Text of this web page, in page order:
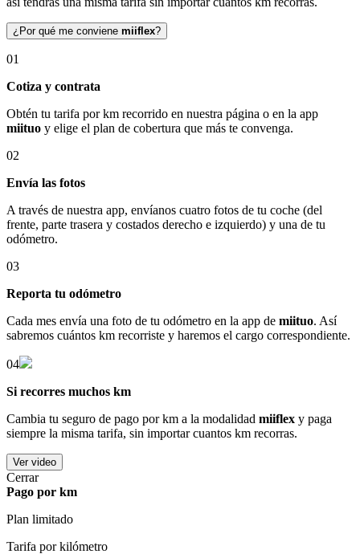
¿Por qué me conviene miiflex?
01
Cotiza y contrata
Obtén tu tarifa por km recorrido en nuestra página o en la app
miituo y elige el plan de cobertura que más te convenga.
02
Envía las fotos
A través de nuestra app, envíanos cuatro fotos de tu coche (del
frente, parte trasera y costados derecho e izquierdo) y una de tu
odómetro.
03
Reporta tu odómetro
Cada mes envía una foto de tu odómetro en la app de miituo. Así
sabremos cuántos km recorriste y haremos el cargo correspondiente.
04
Si recorres muchos km
Cambia tu seguro de pago por km a la modalidad miiflex y paga
siempre la misma tarifa, sin importar cuantos km recorras.
Ver video
Cerrar
Pago por km
Plan limitado
Tarifa por kilómetro